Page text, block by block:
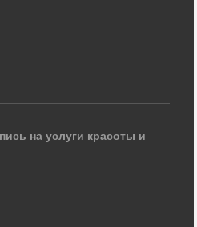
на услуги красоты и